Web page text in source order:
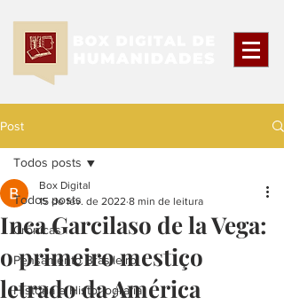
Post
Todos posts
Crônicas
Pensamento Brasileiro
História e Historiografia
Todos posts
Inca Garcilaso de la Vega:
o primeiro mestiço
letrado da América
Box Digital
15 de fev. de 2022 8 min de leitura